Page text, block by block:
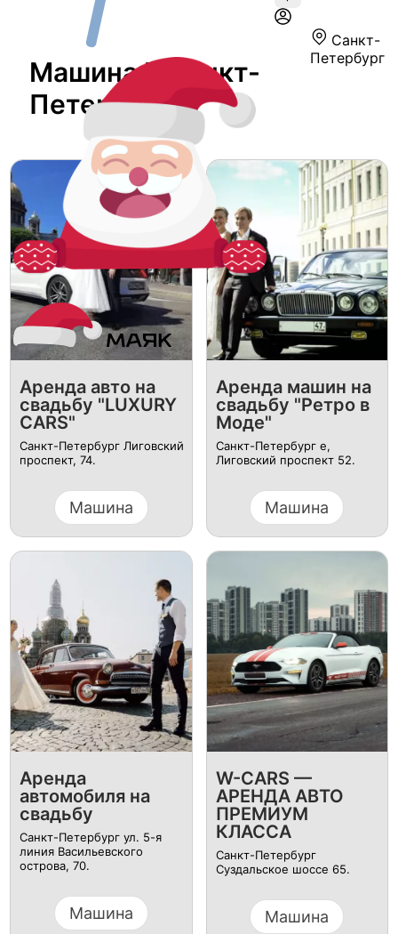
Санкт-
Петербург
Машина В Санкт-
Петербурге
Аренда авто на
свадьбу "LUXURY
CARS"
Санкт-Петербург Лиговский
проспект, 74.
Машина
Аренда машин на
свадьбу "Ретро в
Моде"
Санкт-Петербург е,
Лиговский проспект 52.
Машина
Аренда
автомобиля на
свадьбу
Санкт-Петербург ул. 5-я
линия Васильевского
острова, 70.
Машина
W-CARS —
АРЕНДА АВТО
ПРЕМИУМ
КЛАССА
Санкт-Петербург
Суздальское шоссе 65.
Машина